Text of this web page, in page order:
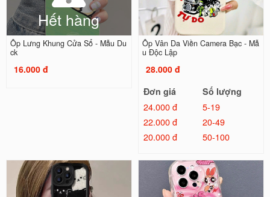
Hết hàng
Ốp Lưng Khung Cửa Sổ - Mẫu Du
ck
16.000 đ
Ốp Vân Da Viền Camera Bạc - Mẫ
u Độc Lập
28.000 đ
Đơn giá
Số lượng
24.000 đ
5-19
22.000 đ
20-49
20.000 đ
50-100